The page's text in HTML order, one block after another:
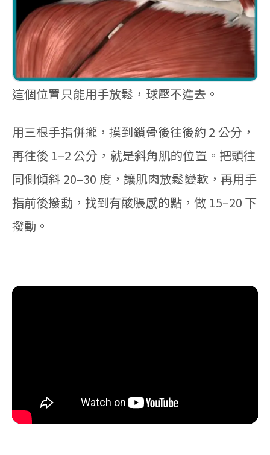
這個位置只能用手放鬆，球壓不進去。
用三根手指併攏，摸到鎖骨後往後約 2 公分，
再往後 1–2 公分，就是斜角肌的位置。把頭往
同側傾斜 20–30 度，讓肌肉放鬆變軟，再用手
指前後撥動，找到有酸脹感的點，做 15–20 下
撥動。